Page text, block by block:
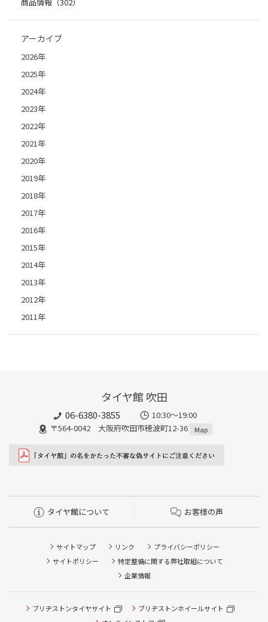
アーカイブ
2026年
2025年
2024年
2023年
2022年
2021年
2020年
2019年
2018年
2017年
2016年
2015年
2014年
2013年
2012年
2011年
タイヤ館 吹田
06-6380-3855
10:30～19:00
〒564-0042 大阪府吹田市穂波町12-36
Map
タイヤ館について お客様の声
サイトマップ リンク
プライバシーポリシー
サイトポリシー
特定整備に関する弊社取組について
企業情報
ブリヂストンタイヤサイト
ブリヂストンホイールサイト
タイヤ点検・安全点検/タイヤ履き替え/オイル交換/その他